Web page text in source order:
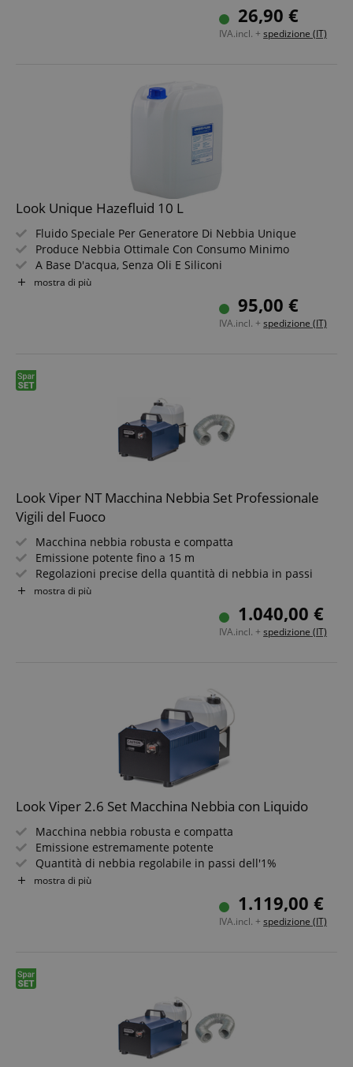
26,90 €
IVA.incl. + spedizione (IT)
Look Unique Hazefluid 10 L
Fluido Speciale Per Generatore Di Nebbia Unique
Produce Nebbia Ottimale Con Consumo Minimo
A Base D'acqua, Senza Oli E Siliconi
Inodore, Biodegradabile E Vegano
mostra di più
95,00 €
IVA.incl. + spedizione (IT)
Look Viper NT Macchina Nebbia Set Professionale
Vigili del Fuoco
Macchina nebbia robusta e compatta
Emissione potente fino a 15 m
Regolazioni precise della quantità di nebbia in passi
dell?1% da 0 a 99%
DMX 512 di serie, funzionamento analogico (0 - 10 V) e
Impostazioni tramite display LED e timer interno
mostra di più
1.040,00 €
IVA.incl. + spedizione (IT)
Look Viper 2.6 Set Macchina Nebbia con Liquido
Macchina nebbia robusta e compatta
Emissione estremamente potente
Quantità di nebbia regolabile in passi dell'1%
DMX di serie, funzionamento analogico e stand-alone
Impostazioni tramite tastiera a membrana con menu
Connessione per ventilatore fino a max 800 Watt
mostra di più
1.119,00 €
IVA.incl. + spedizione (IT)